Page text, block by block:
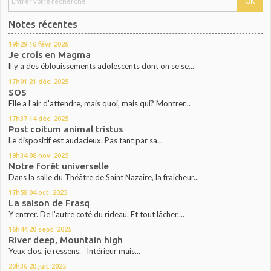
Notes récentes
19h29 16 févr. 2026
Je crois en Magma
ll y a des éblouissements adolescents dont on se se...
17h01 21 déc. 2025
SOS
Elle a l'air d'attendre, mais quoi, mais qui? Montrer...
17h37 14 déc. 2025
Post coitum animal tristus
Le dispositif est audacieux. Pas tant par sa...
19h34 08 nov. 2025
Notre forêt universelle
Dans la salle du Théâtre de Saint Nazaire, la fraicheur...
17h58 04 oct. 2025
La saison de Frasq
Y entrer. De l'autre coté du rideau. Et tout lâcher....
16h44 20 sept. 2025
River deep, Mountain high
Yeux clos, je ressens. Intérieur mais...
20h36 20 juil. 2025